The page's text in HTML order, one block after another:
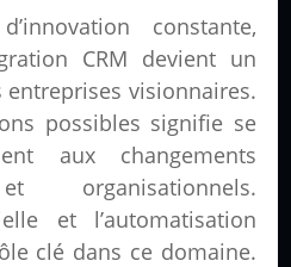
constante,
CRM devient un
visionnaires.
possibles signifie se
aux changements
organisationnels.
et l’automatisation
clé dans ce domaine.